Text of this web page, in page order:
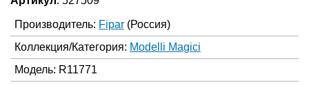
Производитель: Fipar (Россия)
Коллекция/Категория: Modelli Magici
Модель: R11771